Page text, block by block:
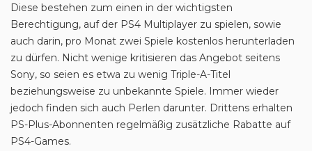
Diese bestehen zum einen in der wichtigsten
Berechtigung, auf der PS4 Multiplayer zu spielen, sowie
auch darin, pro Monat zwei Spiele kostenlos herunterladen
zu dürfen. Nicht wenige kritisieren das Angebot seitens
Sony, so seien es etwa zu wenig Triple-A-Titel
beziehungsweise zu unbekannte Spiele. Immer wieder
jedoch finden sich auch Perlen darunter. Drittens erhalten
PS-Plus-Abonnenten regelmäßig zusätzliche Rabatte auf
PS4-Games.